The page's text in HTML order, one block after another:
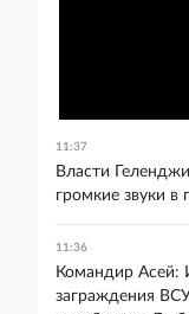
11:37
Власти
громкие звуки в
11:36
Командир Асей:
заграждения